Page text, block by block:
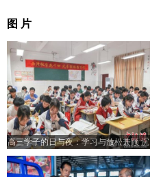
图 片
高三学子的日与夜：学习与放松兼顾 沉
着冷静迎高考